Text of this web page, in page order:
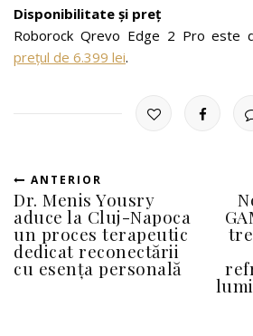
Disponibilitate și preț
Roborock Qrevo Edge 2 Pro este
prețul de 6.399 lei.
ANTERIOR
Dr. Menis Yousry
aduce la Cluj-Napoca
un proces terapeutic
dedicat reconectării
cu esența personală